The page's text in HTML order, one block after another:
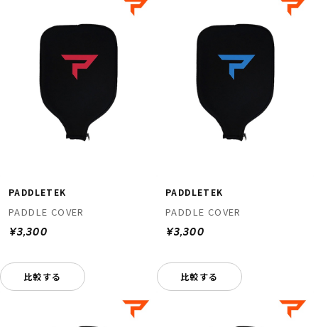
PADDLETEK
PADDLE COVER
¥3,300
比較する
PADDLETEK
PADDLE COVER
¥3,300
比較する